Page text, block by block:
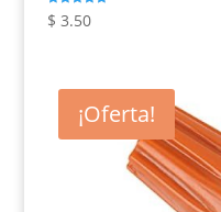
Valorado con
5.00
$ 3.50
¡Oferta!